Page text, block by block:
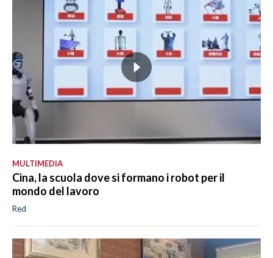
MULTIMEDIA
Cina, la scuola dove si formano i robot per il
mondo del lavoro
Red